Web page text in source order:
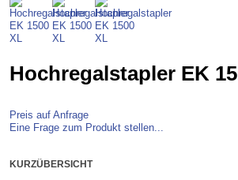
Hochregalstapler EK
Preis auf Anfrage
Eine Frage zum Produkt stellen...
KURZÜBERSICHT